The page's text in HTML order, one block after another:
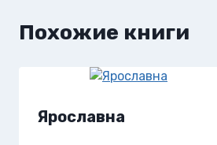
Похожие книги
Ярославна